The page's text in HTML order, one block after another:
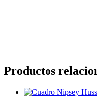
Productos